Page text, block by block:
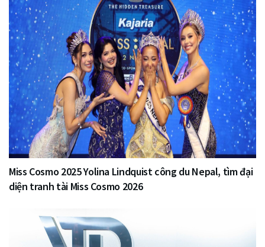
Miss Cosmo 2025 Yolina Lindquist công du Nepal, tìm đại
diện tranh tài Miss Cosmo 2026